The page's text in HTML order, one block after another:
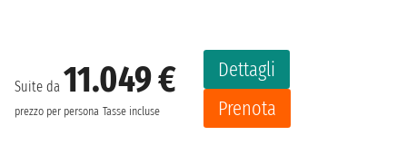
Suite da 11.049 €
prezzo per persona Tasse incluse
Dettagli
Prenota